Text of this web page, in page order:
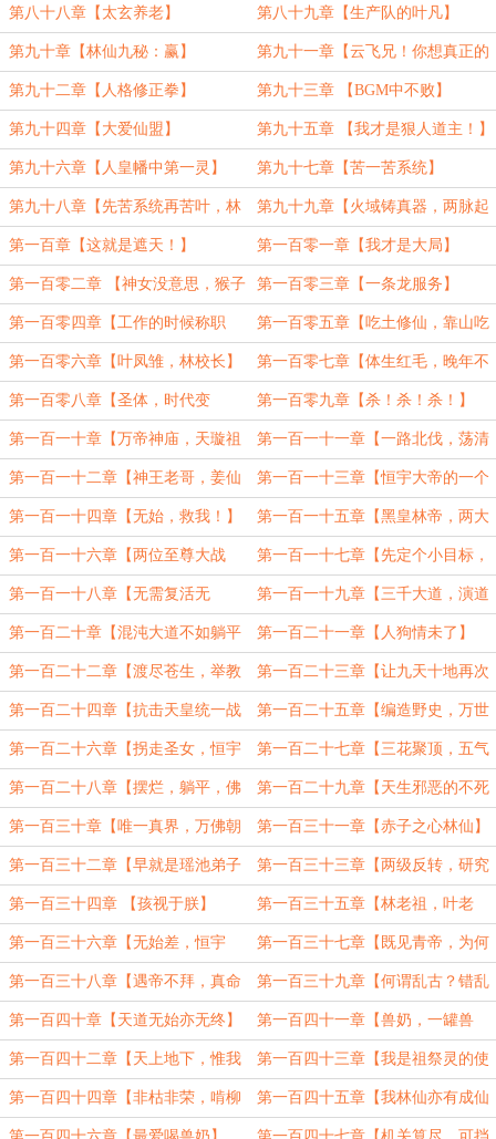
去】 灭中复苏】
第八十八章【太玄养老】 第八十九章【生产队的叶凡】
第九十章【林仙九秘：赢】 第九十一章【云飞兄！你想真正的
活着吗？】
第九十二章【人格修正拳】 第九十三章 【BGM中不败】
第九十四章【大爱仙盟】 第九十五章 【我才是狠人道主！】
第九十六章【人皇幡中第一灵】 第九十七章【苦一苦系统】
第九十八章【先苦系统再苦叶，林
仙圣主甜在前】
第九十九章【火域铸真器，两脉起
冲突】
第一百章【这就是遮天！】 第一百零一章【我才是大局】
第一百零二章 【神女没意思，猴子
嘿嘿嘿】
第一百零三章【一条龙服务】
第一百零四章【工作的时候称职
务】
第一百零五章【吃土修仙，靠山吃
山】
第一百零六章【叶凤雏，林校长】 第一百零七章【体生红毛，晚年不
祥】
第一百零八章【圣体，时代变
了！】
第一百零九章【杀！杀！杀！】
第一百一十章【万帝神庙，天璇祖
师】
第一百一十一章【一路北伐，荡清
寰宇】（加更）
第一百一十二章【神王老哥，姜仙
来救你了】
第一百一十三章【恒宇大帝的一个
朋友】
第一百一十四章【无始，救我！】 第一百一十五章【黑皇林帝，两大
至尊】
第一百一十六章【两位至尊大战
至……】（加更）
第一百一十七章【先定个小目标，
成个至尊】
第一百一十八章【无需复活无
始！】
第一百一十九章【三千大道，演道
为尊】
第一百二十章【混沌大道不如躺平
大道】
第一百二十一章【人狗情未了】
第一百二十二章【渡尽苍生，举教
飞仙】
第一百二十三章【让九天十地再次
伟大】
第一百二十四章【抗击天皇统一战
线】
第一百二十五章【编造野史，万世
之锅】
第一百二十六章【拐走圣女，恒宇
秘法】
第一百二十七章【三花聚顶，五气
朝元】
第一百二十八章【摆烂，躺平，佛
系】
第一百二十九章【天生邪恶的不死
小鬼】
第一百三十章【唯一真界，万佛朝
宗】
第一百三十一章【赤子之心林仙】
第一百三十二章【早就是瑶池弟子
了】
第一百三十三章【两级反转，研究
天皇子】
第一百三十四章 【孩视于朕】 第一百三十五章【林老祖，叶老
祖】
第一百三十六章【无始差，恒宇
好。】
第一百三十七章【既见青帝，为何
不拜】
第一百三十八章【遇帝不拜，真命
已失】（求月票）
第一百三十九章【何谓乱古？错乱
古今！】（加更求票）
第一百四十章【天道无始亦无终】 第一百四十一章【兽奶，一罐兽
奶】
第一百四十二章【天上地下，惟我
独尊】（加更求月票）
第一百四十三章【我是祖祭灵的使
者】（加更求票）
第一百四十四章【非枯非荣，啃柳
成道】（求票）
第一百四十五章【我林仙亦有成仙
之姿】